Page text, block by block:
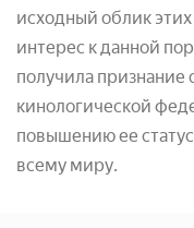
исходный облик
интерес к данной
получила
кинологической
повышению ее
всему миру.